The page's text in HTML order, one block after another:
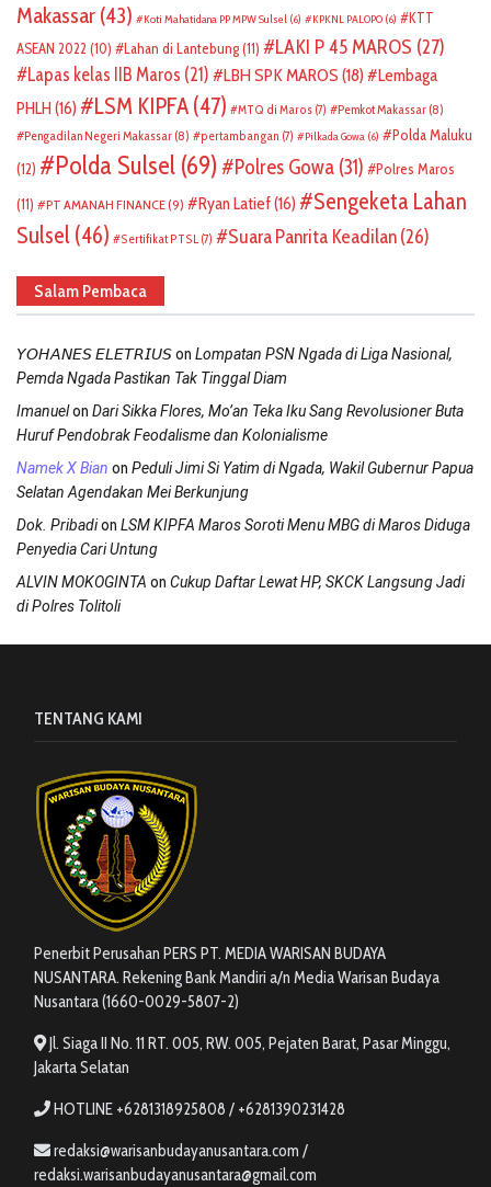
Makassar (43) Koti Mahatidana PP MPW Sulsel (6) KPKNL PALOPO (6)
KTT
ASEAN 2022 (10) Lahan di Lantebung(11) LAKI P 45 MAROS (27)
Lapas kelas IIB Maros (21) LBH SPK MAROS (18)
Lembaga
PHLH (16) LSM KIPFA (47) MTQ di Maros (7) Pemkot Makassar (8)
Pengadilan Negeri Makassar (8) pertambangan (7) Pilkada Gowa (6)
Polda Maluku
(12)
Polda Sulsel (69) Polres Gowa (31)
Polres Maros
(11)
PT AMANAH FINANCE(9) Ryan Latief(16)
Sengeketa Lahan
Sulsel (46) Sertifikat PTSL (7) Suara Panrita Keadilan(26)
Salam Pembaca
𝘠𝘖𝘏𝘈𝘕𝘌𝘚 𝘌𝘓𝘌𝘛𝘙𝘐𝘜𝘚on Lompatan PSN Ngada di Liga Nasional,
Pemda Ngada Pastikan Tak Tinggal Diam
Imanuelon Dari Sikka Flores, Mo’an Teka Iku Sang Revolusioner Buta
Huruf Pendobrak Feodalisme dan Kolonialisme
Namek X Bian on Peduli Jimi Si Yatim di Ngada, Wakil Gubernur Papua
Selatan Agendakan Mei Berkunjung
Dok. Pribadion LSM KIPFA Maros Soroti Menu MBG di Maros Diduga
Penyedia Cari Untung
ALVIN MOKOGINTA on Cukup Daftar Lewat HP, SKCK Langsung Jadi
di Polres Tolitoli
TENTANG KAMI
Penerbit Perusahan PERS PT. MEDIA WARISAN BUDAYA
NUSANTARA. Rekening Bank Mandiri a/n Media Warisan Budaya
Nusantara (1660-0029-5807-2)
Jl. Siaga II No. 11 RT. 005, RW. 005, Pejaten Barat, Pasar Minggu,
Jakarta Selatan
HOTLINE +6281318925808 / +6281390231428
redaksi@warisanbudayanusantara.com /
redaksi.warisanbudayanusantara@gmail.com